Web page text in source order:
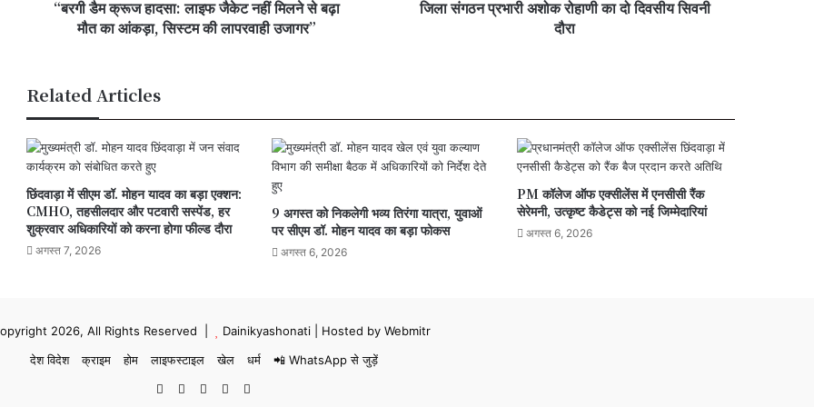
की
लापरवाही
उजागर”
“बरगी डैम क्रूज हादसा: लाइफ जैकेट नहीं मिलने से बढ़ा
मौत का आंकड़ा, सिस्टम की लापरवाही उजागर”
जिला संगठन प्रभारी अशोक रोहाणी का दो दिवसीय सिवनी
दौरा
Related Articles
छिंदवाड़ा में सीएम डॉ. मोहन यादव का बड़ा एक्शन:
CMHO, तहसीलदार और पटवारी सस्पेंड, हर
शुक्रवार अधिकारियों को करना होगा फील्ड दौरा
अगस्त 7, 2026
9 अगस्त को निकलेगी भव्य तिरंगा यात्रा, युवाओं
पर सीएम डॉ. मोहन यादव का बड़ा फोकस
अगस्त 6, 2026
PM कॉलेज ऑफ एक्सीलेंस में एनसीसी रैंक
सेरेमनी, उत्कृष्ट कैडेट्स को नई जिम्मेदारियां
अगस्त 6, 2026
2026, All Rights Reserved | Dainikyashonati| Hosted by Webmitr
देश विदेश
क्राइम होम लाइफस्टाइल खेल धर्म
📲 WhatsApp से जुड़ें
FacebookYouTubeInstagram